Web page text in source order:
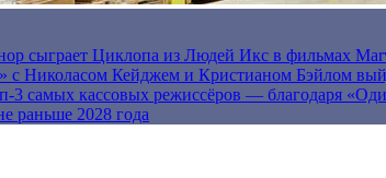
сыграет Циклопа из Людей Икс в фильмах
Николасом Кейджем и Кристианом Бэйлом
3 самых кассовых режиссёров — благодаря
раньше 2028 года